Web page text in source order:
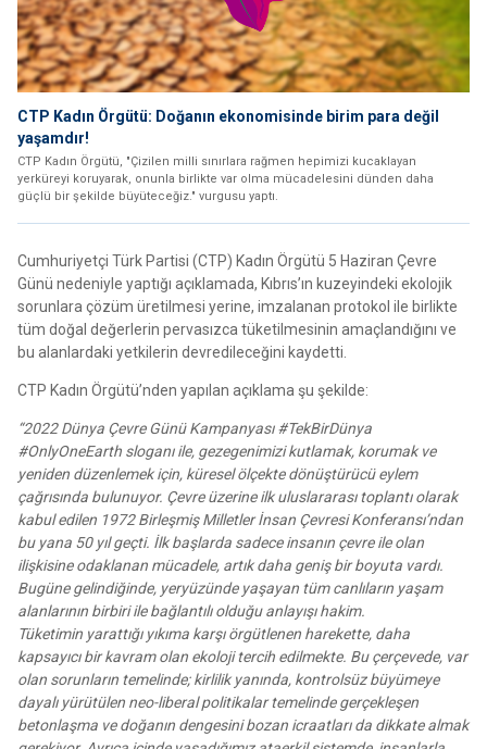
CTP Kadın Örgütü: Doğanın ekonomisinde birim para değil
yaşamdır!
CTP Kadın Örgütü, "Çizilen milli sınırlara rağmen hepimizi kucaklayan
yerküreyi koruyarak, onunla birlikte var olma mücadelesini dünden daha
güçlü bir şekilde büyüteceğiz." vurgusu yaptı.
Cumhuriyetçi Türk Partisi (CTP) Kadın Örgütü 5 Haziran Çevre
Günü nedeniyle yaptığı açıklamada, Kıbrıs’ın kuzeyindeki ekolojik
sorunlara çözüm üretilmesi yerine, imzalanan protokol ile birlikte
tüm doğal değerlerin pervasızca tüketilmesinin amaçlandığını ve
bu alanlardaki yetkilerin devredileceğini kaydetti.
CTP Kadın Örgütü’nden yapılan açıklama şu şekilde:
“2022 Dünya Çevre Günü Kampanyası #TekBirDünya
#OnlyOneEarth sloganı ile, gezegenimizi kutlamak, korumak ve
yeniden düzenlemek için, küresel ölçekte dönüştürücü eylem
çağrısında bulunuyor. Çevre üzerine ilk uluslararası toplantı olarak
kabul edilen 1972 Birleşmiş Milletler İnsan Çevresi Konferansı’ndan
bu yana 50 yıl geçti. İlk başlarda sadece insanın çevre ile olan
ilişkisine odaklanan mücadele, artık daha geniş bir boyuta vardı.
Bugüne gelindiğinde, yeryüzünde yaşayan tüm canlıların yaşam
alanlarının birbiri ile bağlantılı olduğu anlayışı hakim.
Tüketimin yarattığı yıkıma karşı örgütlenen harekette, daha
kapsayıcı bir kavram olan ekoloji tercih edilmekte. Bu çerçevede, var
olan sorunların temelinde; kirlilik yanında, kontrolsüz büyümeye
dayalı yürütülen neo-liberal politikalar temelinde gerçekleşen
betonlaşma ve doğanın dengesini bozan icraatları da dikkate almak